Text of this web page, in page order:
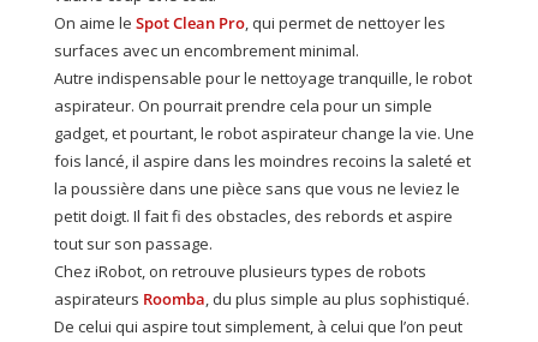
On aime le Spot Clean Pro, qui permet de nettoyer les
surfaces avec un encombrement minimal.
Autre indispensable pour le nettoyage tranquille, le robot
aspirateur. On pourrait prendre cela pour un simple
gadget, et pourtant, le robot aspirateur change la vie. Une
fois lancé, il aspire dans les moindres recoins la saleté et
la poussière dans une pièce sans que vous ne leviez le
petit doigt. Il fait fi des obstacles, des rebords et aspire
tout sur son passage.
Chez iRobot, on retrouve plusieurs types de robots
aspirateurs Roomba, du plus simple au plus sophistiqué.
De celui qui aspire tout simplement, à celui que l’on peut